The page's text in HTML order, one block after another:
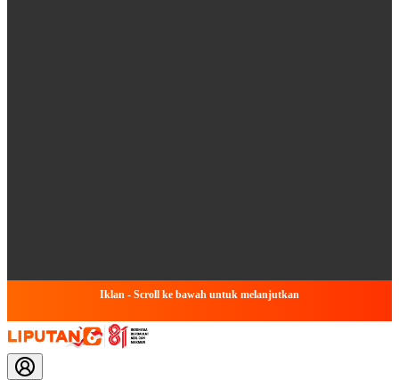
Iklan - Scroll ke bawah untuk melanjutkan